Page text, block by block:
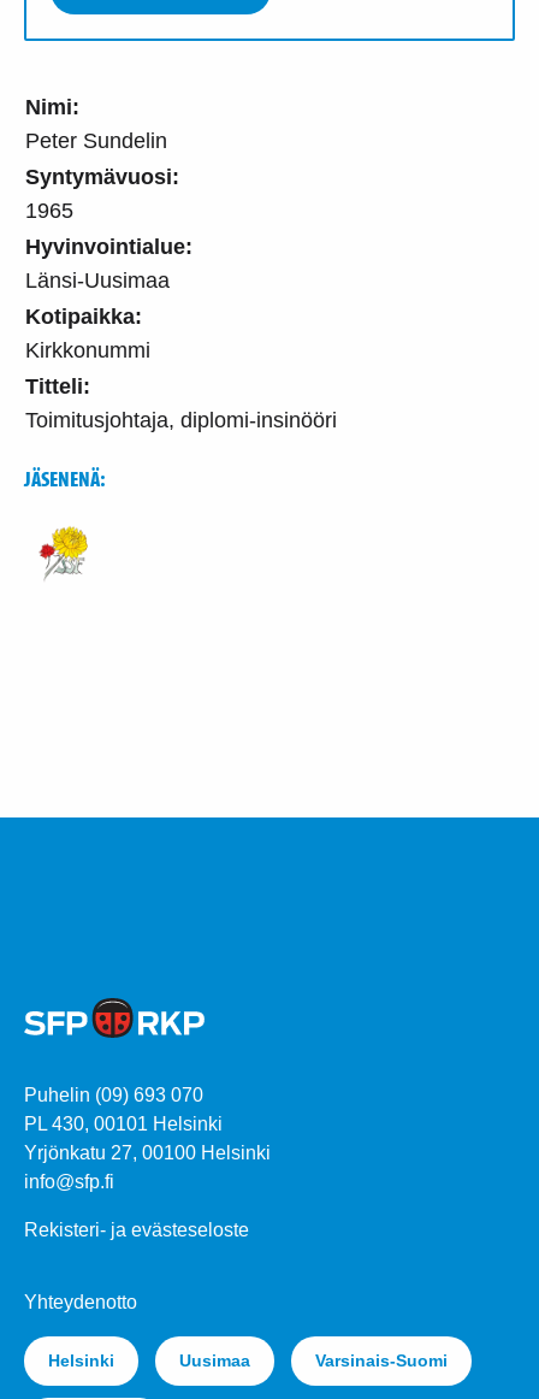
Nimi:
Peter Sundelin
Syntymävuosi:
1965
Hyvinvointialue:
Länsi-Uusimaa
Kotipaikka:
Kirkkonummi
Titteli:
Toimitusjohtaja, diplomi-insinööri
JÄSENENÄ:
Puhelin (09) 693 070
PL 430, 00101 Helsinki
Yrjönkatu 27, 00100 Helsinki
info@sfp.fi
Rekisteri- ja evästeseloste
Yhteydenotto
Helsinki Uusimaa Varsinais-Suomi